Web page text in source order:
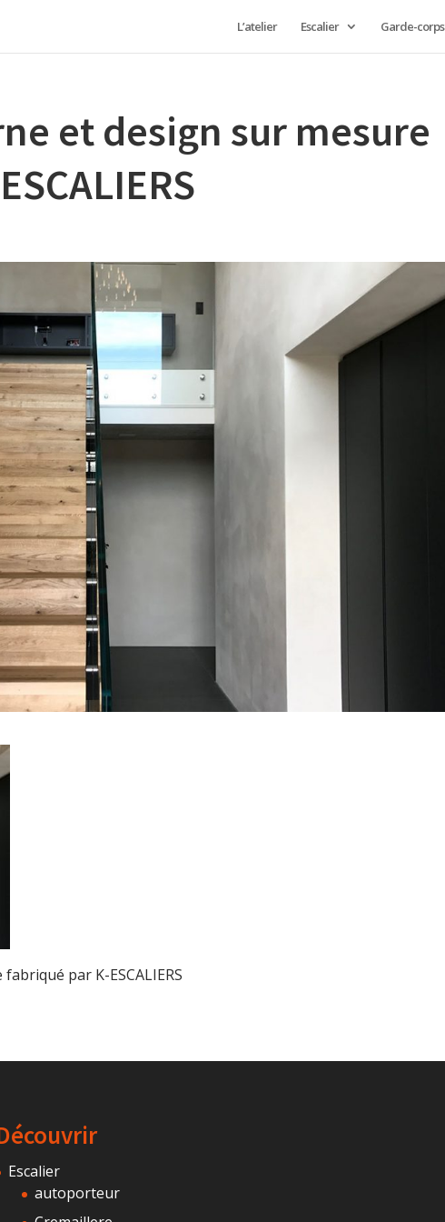
L’atelier Escalier Garde-corps
et design sur mesure
par K-ESCALIERS
Escalier
autoporteur